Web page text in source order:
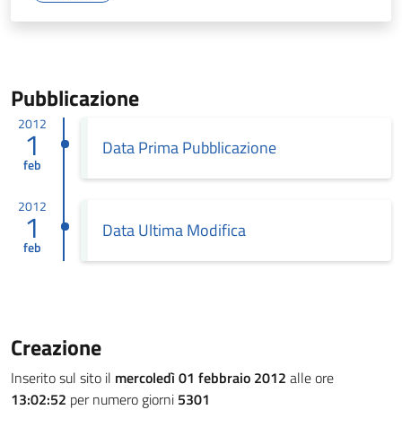
Pubblicazione
2012
1
feb
Data Prima Pubblicazione
2012
1
feb
Data Ultima Modifica
Creazione
Inserito sul sito il mercoledì 01 febbraio 2012 alle ore
13:02:52 per numero giorni 5301